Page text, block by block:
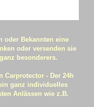
oder Bekannten eine
oder versenden sie
besonderers.
Carprotector - Der 24h
ganz individuelles
Anlässen wie z.B.